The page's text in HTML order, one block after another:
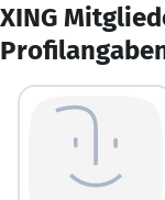
XING